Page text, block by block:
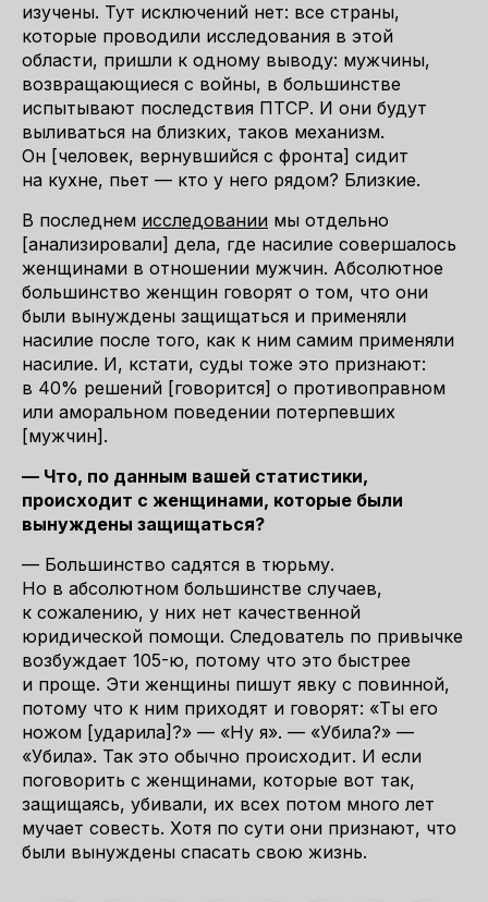
изучены. Тут исключений нет: все страны,
которые проводили исследования в этой
области, пришли к одному выводу: мужчины,
возвращающиеся с войны, в большинстве
испытывают последствия ПТСР. И они будут
выливаться на близких, таков механизм.
Он [человек, вернувшийся с фронта] сидит
на кухне, пьет — кто у него рядом? Близкие.
В последнем исследовании мы отдельно
[анализировали] дела, где насилие совершалось
женщинами в отношении мужчин. Абсолютное
большинство женщин говорят о том, что они
были вынуждены защищаться и применяли
насилие после того, как к ним самим применяли
насилие. И, кстати, суды тоже это признают:
в 40% решений [говорится] о противоправном
или аморальном поведении потерпевших
[мужчин].
— Что, по данным вашей статистики,
происходит с женщинами, которые были
вынуждены защищаться?
— Большинство садятся в тюрьму.
Но в абсолютном большинстве случаев,
к сожалению, у них нет качественной
юридической помощи. Следователь по привычке
возбуждает 105-ю, потому что это быстрее
и проще. Эти женщины пишут явку с повинной,
потому что к ним приходят и говорят: «Ты его
ножом [ударила]?» — «Ну я». — «Убила?» —
«Убила». Так это обычно происходит. И если
поговорить с женщинами, которые вот так,
защищаясь, убивали, их всех потом много лет
мучает совесть. Хотя по сути они признают, что
были вынуждены спасать свою жизнь.